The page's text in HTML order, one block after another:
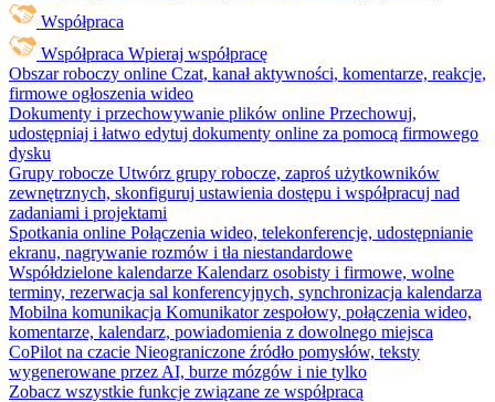
Współpraca
Współpraca Wpieraj współpracę
Obszar roboczy online Czat, kanał aktywności, komentarze, reakcje,
firmowe ogłoszenia wideo
Dokumenty i przechowywanie plików online Przechowuj,
udostępniaj i łatwo edytuj dokumenty online za pomocą firmowego
dysku
Grupy robocze Utwórz grupy robocze, zaproś użytkowników
zewnętrznych, skonfiguruj ustawienia dostępu i współpracuj nad
zadaniami i projektami
Spotkania online Połączenia wideo, telekonferencje, udostępnianie
ekranu, nagrywanie rozmów i tła niestandardowe
Współdzielone kalendarze Kalendarz osobisty i firmowe, wolne
terminy, rezerwacja sal konferencyjnych, synchronizacja kalendarza
Mobilna komunikacja Komunikator zespołowy, połączenia wideo,
komentarze, kalendarz, powiadomienia z dowolnego miejsca
CoPilot na czacie Nieograniczone źródło pomysłów, teksty
wygenerowane przez AI, burze mózgów i nie tylko
Zobacz wszystkie funkcje związane ze współpracą